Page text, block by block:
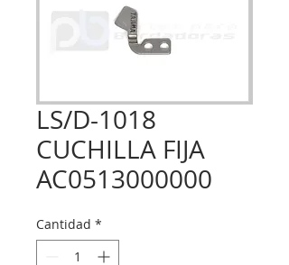
LS/D-1018
CUCHILLA FIJA
AC0513000000
Cantidad *